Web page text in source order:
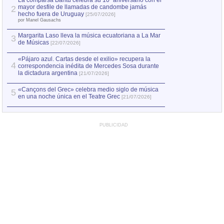
2 mayor desfile de llamadas de candombe jamás
hecho fuera de Uruguay [25/07/2026]
por Manel Gausachs
3 Margarita Laso lleva la música ecuatoriana a La Mar
de Músicas [22/07/2026]
4
«Pájaro azul. Cartas desde el exilio» recupera la
correspondencia inédita de Mercedes Sosa durante
la dictadura argentina [21/07/2026]
5 «Cançons del Grec» celebra medio siglo de música
en una noche única en el Teatre Grec [21/07/2026]
PUBLICIDAD